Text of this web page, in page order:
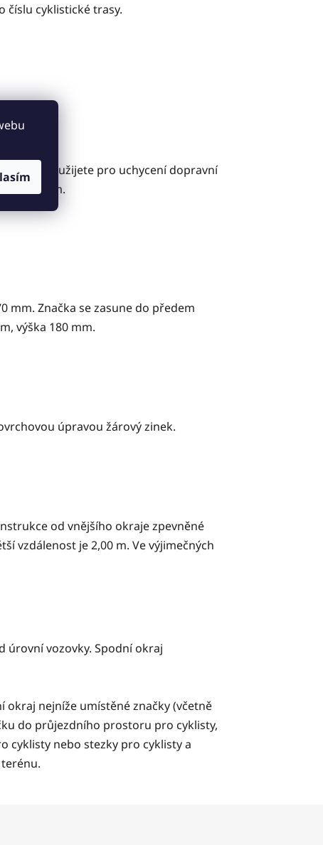
číslu cyklistické trasy.
použijete pro uchycení dopravní
60 mm.
mm. Značka se zasune do předem
výška 180 mm.
úpravou žárový zinek.
od vnějšího okraje zpevněné
vzdálenost je 2,00 m. Ve výjimečných
úrovní vozovky. Spodní okraj
nejníže umístěné značky (včetně
do průjezdního prostoru pro cyklisty,
cyklisty nebo stezky pro cyklisty a